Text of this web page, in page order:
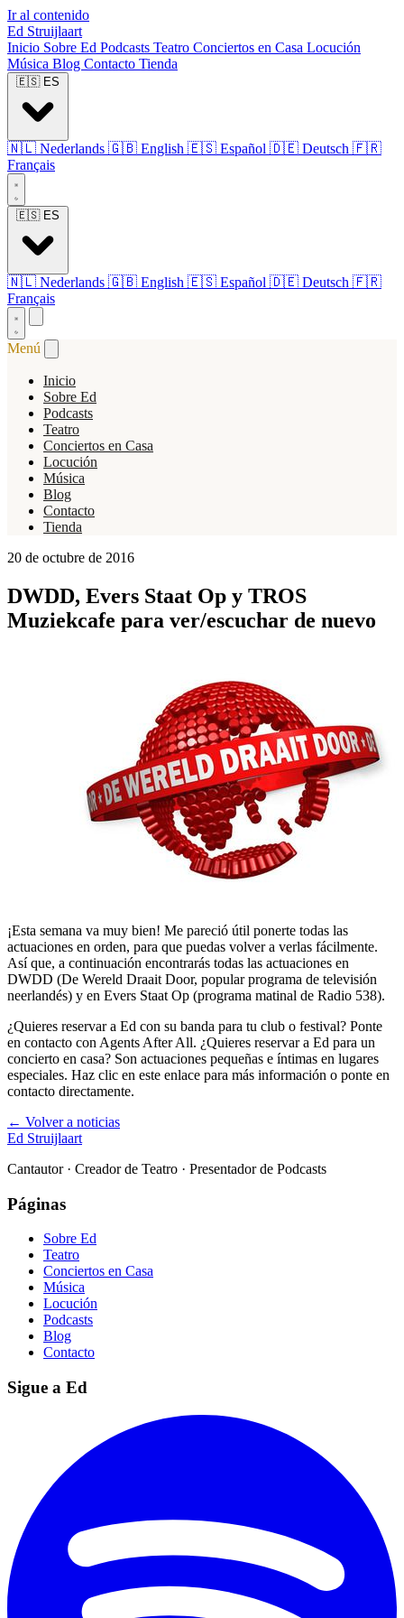
Ir al contenido
Ed Struijlaart
Inicio Sobre Ed Podcasts Teatro Conciertos en Casa Locución
Música Blog Contacto Tienda
🇪🇸 ES
🇳🇱 Nederlands 🇬🇧 English 🇪🇸 Español 🇩🇪 Deutsch 🇫🇷
Français
🇪🇸 ES
🇳🇱 Nederlands 🇬🇧 English 🇪🇸 Español 🇩🇪 Deutsch 🇫🇷
Français
Menú
Inicio
Sobre Ed
Podcasts
Teatro
Conciertos en Casa
Locución
Música
Blog
Contacto
Tienda
20 de octubre de 2016
DWDD, Evers Staat Op y TROS
Muziekcafe para ver/escuchar de nuevo
¡Esta semana va muy bien! Me pareció útil ponerte todas las
actuaciones en orden, para que puedas volver a verlas fácilmente.
Así que, a continuación encontrarás todas las actuaciones en
DWDD (De Wereld Draait Door, popular programa de televisión
neerlandés) y en Evers Staat Op (programa matinal de Radio 538).
¿Quieres reservar a Ed con su banda para tu club o festival? Ponte
en contacto con Agents After All. ¿Quieres reservar a Ed para un
concierto en casa? Son actuaciones pequeñas e íntimas en lugares
especiales. Haz clic en este enlace para más información o ponte en
contacto directamente.
← Volver a noticias
Ed Struijlaart
Cantautor · Creador de Teatro · Presentador de Podcasts
Páginas
Sobre Ed
Teatro
Conciertos en Casa
Música
Locución
Podcasts
Blog
Contacto
Sigue a Ed